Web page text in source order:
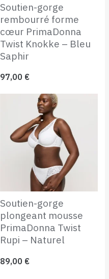
Soutien-gorge
rembourré forme
cœur PrimaDonna
Twist Knokke – Bleu
Saphir
97,00 €
Soutien-gorge
plongeant mousse
PrimaDonna Twist
Rupi – Naturel
89,00 €